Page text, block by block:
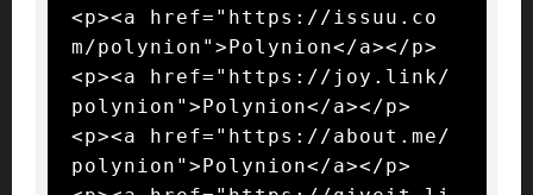
<p><a href="https://issuu.co
m/polynion">Polynion</a></p>
<p><a href="https://joy.link/
polynion">Polynion</a></p>
<p><a href="https://about.me/
polynion">Polynion</a></p>